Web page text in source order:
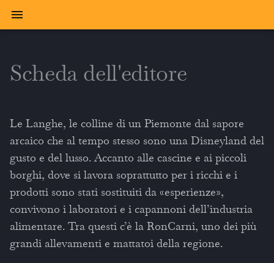
Scheda dell'editore
Le Langhe, le colline di un Piemonte dal sapore
arcaico che al tempo stesso sono una Disneyland del
gusto e del lusso. Accanto alle cascine e ai piccoli
borghi, dove si lavora soprattutto per i ricchi e i
prodotti sono stati sostituiti da «esperienze»,
convivono i laboratori e i capannoni dell’industria
alimentare. Tra questi c’è la RonCarni, uno dei più
grandi allevamenti e mattatoi della regione.